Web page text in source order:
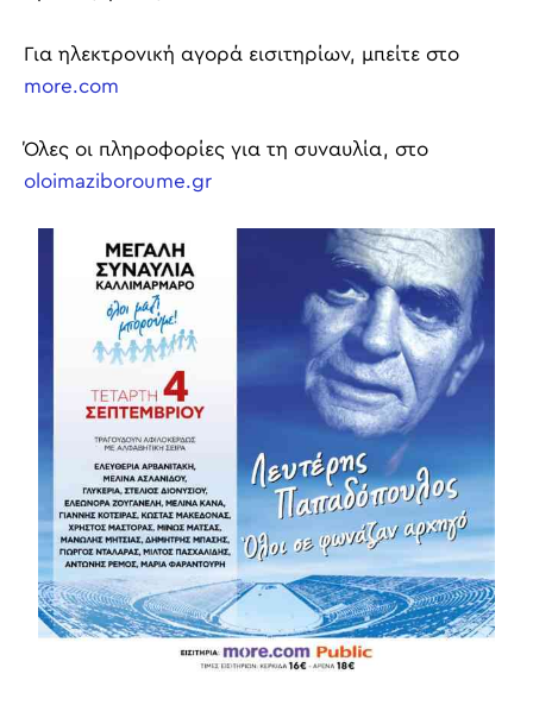
Για ηλεκτρονική αγορά εισιτηρίων, μπείτε στο
more.com
Όλες οι πληροφορίες για τη συναυλία, στο
oloimaziboroume.gr